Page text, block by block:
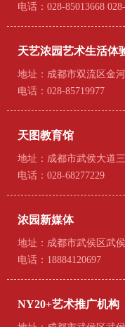
电话：028-85013668
天艺浓园艺术生活体
地址：成都市双流区金
电话：028-85719977
天图教育馆
地址：成都市武侯大道
电话：028-68277229
浓园新媒体
地址：成都市武侯区武
电话：18884120697
NY20+艺术推广机构